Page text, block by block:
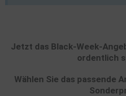
Jetzt das Black-Week-
ordentlich
Wählen Sie das passende